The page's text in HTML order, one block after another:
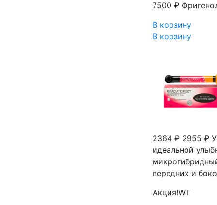
7500 ₽
В корзину
В корзину
2364 ₽ 2955 ₽
идеальной
передних и
Акция!WT